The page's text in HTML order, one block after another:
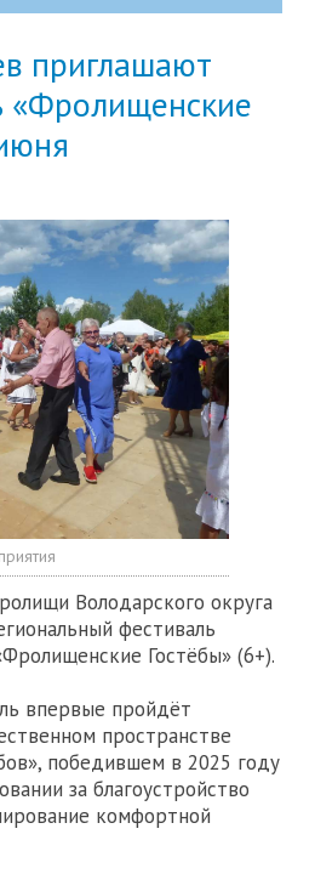
приглашают
«Фролищенские
Володарского округа
фестиваль
Гостёбы» (6+).
впервые пройдёт
пространстве
победившем в 2025 году
за благоустройство
комфортной